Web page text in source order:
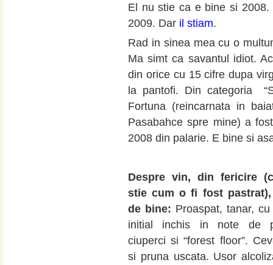
El nu stie ca e bine si
2009. Dar il stiam.
Rad in sinea mea cu o
Ma simt ca savantul idiot.
din orice cu 15 cifre dupa
la pantofi. Din categoria
Fortuna (reincarnata in
Pasabahce spre mine) a
2008 din palarie. E bine si
Despre vin, din fericire
stie cum o fi fost pastrat),
de bine: Proaspat, tanar,
initial inchis in note de
ciuperci si “forest floor”.
si pruna uscata. Usor